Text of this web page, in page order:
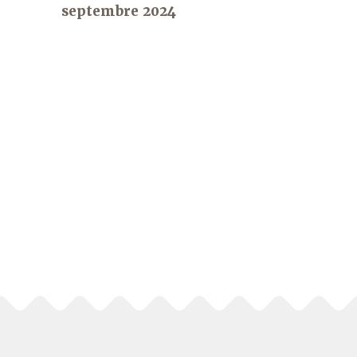
septembre 2024